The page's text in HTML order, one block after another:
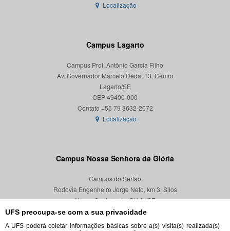
UFS preocupa-se com a sua privacidade
A UFS poderá coletar informações básicas sobre a(s) visita(s) realizada(s)
Localização
Campus Lagarto
Campus Prof. Antônio Garcia Filho
Av. Governador Marcelo Déda, 13, Centro
Lagarto/SE
CEP 49400-000
Localização
Campus Nossa Senhora da Glória
Campus do Sertão
Rodovia Engenheiro Jorge Neto, km 3, Silos
Nossa Senhora da Glória/SE
CEP 49680-000